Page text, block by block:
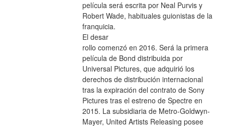
película será escrita por Neal Purvis y
Robert Wade, habituales guionistas de la
franquicia.
El desar
rollo comenzó en 2016. Será la primera
película de Bond distribuida por
Universal Pictures, que adquirió los
derechos de distribución internacional
tras la expiración del contrato de Sony
Pictures tras el estreno de Spectre en
2015. La subsidiaria de Metro-Goldwyn-
Mayer, United Artists Releasing posee